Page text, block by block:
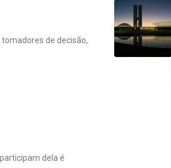
de decisão,
dela é